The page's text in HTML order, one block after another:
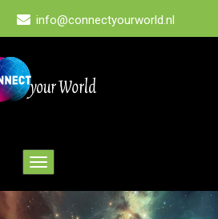
info@connectyourworld.nl
Toggle
navigation